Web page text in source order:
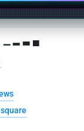
▁ ▂ ▃ ▄